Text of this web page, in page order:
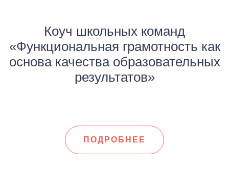
Коуч школьных команд
«Функциональная грамотность как
основа качества образовательных
результатов»
ПОДРОБНЕЕ